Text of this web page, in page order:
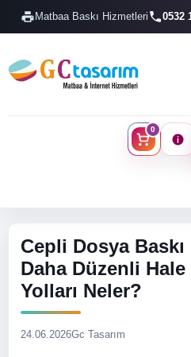
Matbaa Baskı Hizmetleri 0532
0
Cepli Dosya
Daha Düzenli
Yolları Neler?
24.06.2026Gc Tasarım